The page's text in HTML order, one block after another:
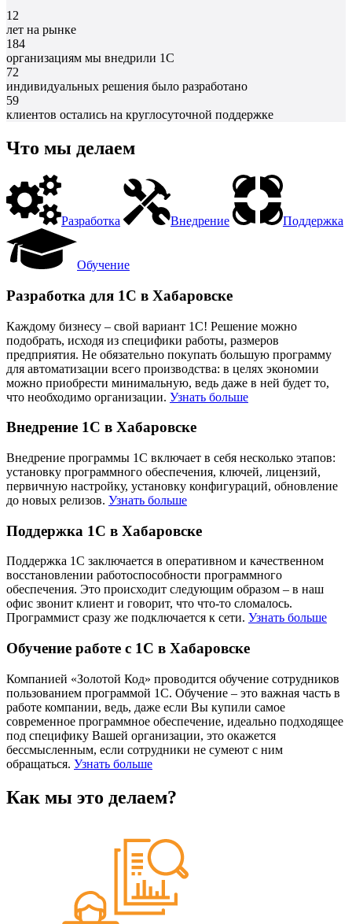
12
лет на рынке
184
организациям мы внедрили 1С
72
индивидуальных решения было разработано
59
клиентов остались на круглосуточной поддержке
Что мы делаем
Разработка Внедрение Поддержка
Обучение
Разработка для 1С в Хабаровске
Каждому бизнесу – свой вариант 1С! Решение можно
подобрать, исходя из специфики работы, размеров
предприятия. Не обязательно покупать большую программу
для автоматизации всего производства: в целях экономии
можно приобрести минимальную, ведь даже в ней будет то,
что необходимо организации. Узнать больше
Внедрение 1С в Хабаровске
Внедрение программы 1С включает в себя несколько этапов:
установку программного обеспечения, ключей, лицензий,
первичную настройку, установку конфигураций, обновление
до новых релизов. Узнать больше
Поддержка 1С в Хабаровске
Поддержка 1С заключается в оперативном и качественном
восстановлении работоспособности программного
обеспечения. Это происходит следующим образом – в наш
офис звонит клиент и говорит, что что-то сломалось.
Программист сразу же подключается к сети. Узнать больше
Обучение работе с 1С в Хабаровске
Компанией «Золотой Код» проводится обучение сотрудников
пользованием программой 1С. Обучение – это важная часть в
работе компании, ведь, даже если Вы купили самое
современное программное обеспечение, идеально подходящее
под специфику Вашей организации, это окажется
бессмысленным, если сотрудники не сумеют с ним
обращаться. Узнать больше
Как мы это делаем?